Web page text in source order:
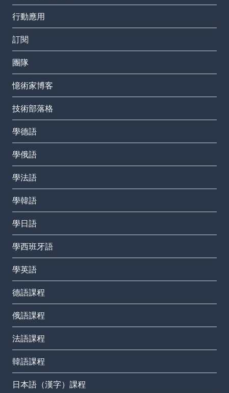
行動應用
訂閱
團隊
憶術家博客
技術部落格
學德語
學俄語
學法語
學韓語
學日語
學西班牙語
學英語
德語課程
俄語課程
法語課程
韓語課程
日本語（漢字）課程